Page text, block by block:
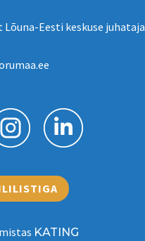
Lõuna-Eesti keskuse juhataja
KATING